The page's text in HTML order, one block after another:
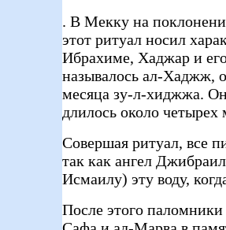
. В Мекку на
этот ритуал носил
Ибрахиме, Хаджар и
называлось ал-Хаджж,
месяца зу-л-хиджжа.
длилось около четырех
Совершая ритуал, все
так как ангел
Исмаилу) эту воду,
После этого